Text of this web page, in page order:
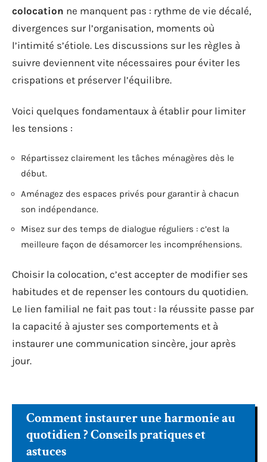
colocation ne manquent pas : rythme de vie décalé,
divergences sur l’organisation, moments où
l’intimité s’étiole. Les discussions sur les règles à
suivre deviennent vite nécessaires pour éviter les
crispations et préserver l’équilibre.
Voici quelques fondamentaux à établir pour limiter
les tensions :
Répartissez clairement les tâches ménagères dès le
début.
Aménagez des espaces privés pour garantir à chacun
son indépendance.
Misez sur des temps de dialogue réguliers : c’est la
meilleure façon de désamorcer les incompréhensions.
Choisir la colocation, c’est accepter de modifier ses
habitudes et de repenser les contours du quotidien.
Le lien familial ne fait pas tout : la réussite passe par
la capacité à ajuster ses comportements et à
instaurer une communication sincère, jour après
jour.
Comment instaurer une harmonie au
quotidien ? Conseils pratiques et
astuces